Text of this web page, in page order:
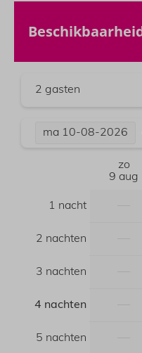
2 gasten
ma 10-08-2026
zo
9 aug
1 nacht
2 nachten
3 nachten
4 nachten
5 nachten